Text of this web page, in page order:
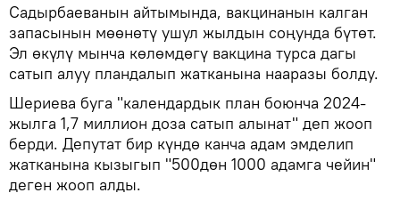
Садырбаеванын айтымында, вакцинанын калган
запасынын мөөнөтү ушул жылдын соңунда бүтөт.
Эл өкүлү мынча көлөмдөгү вакцина турса дагы
сатып алуу пландалып жатканына нааразы болду.
Шериева буга "календардык план боюнча 2024-
жылга 1,7 миллион доза сатып алынат" деп жооп
берди. Депутат бир күндө канча адам эмделип
жатканына кызыгып "500дөн 1000 адамга чейин"
деген жооп алды.